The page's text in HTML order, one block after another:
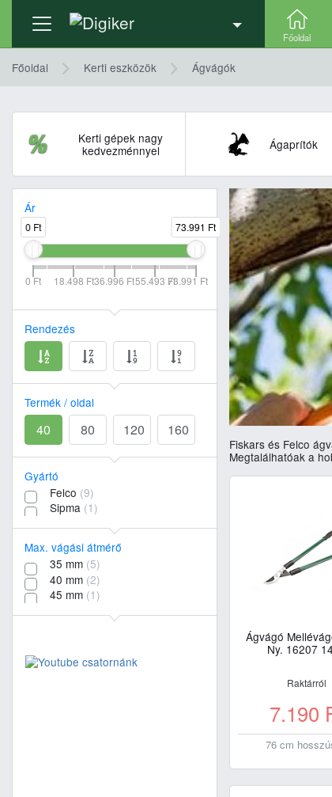
Főoldal
Főoldal Kerti eszközök Ágvágók
Kerti gépek nagy
kedvezménnyel
Ágaprítók
Ár
0 Ft 73.991 Ft
0 Ft 18.498 Ft36.996 Ft55.493 Ft73.991 Ft
Rendezés
Termék / oldal
40 80 120 160
Gyártó
Felco (9)
Sipma (1)
Max. vágási átmérő
35 mm (5)
40 mm (2)
45 mm (1)
Fiskars és Felco
Megtalálhatóak a
Ágvágó
Ny. 16207
Raktárról
7.190
76 cm